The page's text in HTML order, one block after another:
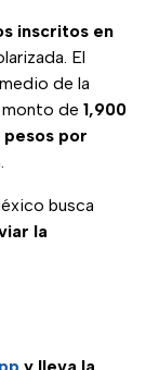
inscritos en
El
de la
monto de 1,900
pesos por
busca
la